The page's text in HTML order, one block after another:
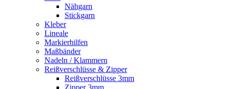
Nähgarn
Stickgarn
Kleber
Lineale
Markierhilfen
Maßbänder
Nadeln / Klammern
Reißverschlüsse & Zipper
Reißverschlüsse 3mm
Zipper 3mm